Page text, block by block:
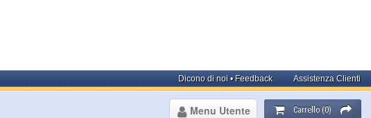
Assistenza Clienti
Dicono di noi • Feedback
Carrello (0)
Menu Utente